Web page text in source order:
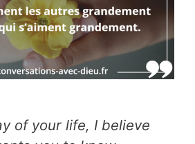
of your life, I believe